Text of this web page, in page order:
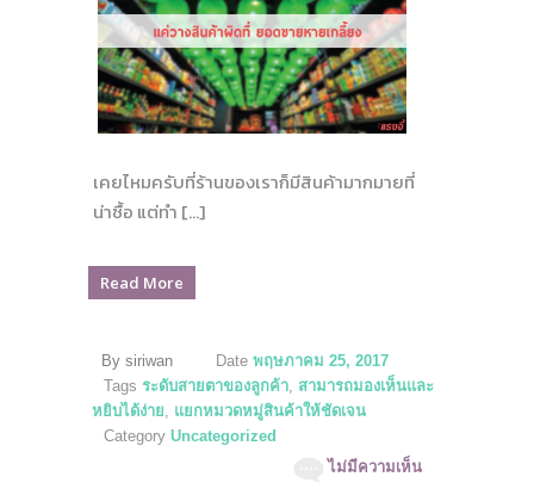
เคยไหมครับที่ร้านของเราก็มีสินค้ามากมายที่
น่าซื้อ แต่ทำ […]
Read More
By siriwan Date พฤษภาคม 25, 2017
Tags ระดับสายตาของลูกค้า, สามารถมองเห็นและ
หยิบได้ง่าย, แยกหมวดหมู่สินค้าให้ชัดเจน
Category Uncategorized
ไม่มีความเห็น